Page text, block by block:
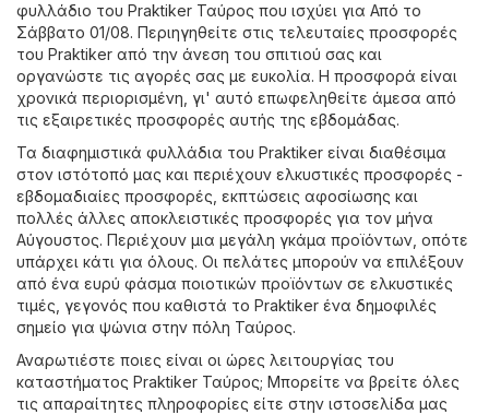
φυλλάδιο του Praktiker Ταύρος που ισχύει για Από το
Σάββατο 01/08. Περιηγηθείτε στις τελευταίες προσφορές
του Praktiker από την άνεση του σπιτιού σας και
οργανώστε τις αγορές σας με ευκολία. Η προσφορά είναι
χρονικά περιορισμένη, γι' αυτό επωφεληθείτε άμεσα από
τις εξαιρετικές προσφορές αυτής της εβδομάδας.
Τα διαφημιστικά φυλλάδια του Praktiker είναι διαθέσιμα
στον ιστότοπό μας και περιέχουν ελκυστικές προσφορές -
εβδομαδιαίες προσφορές, εκπτώσεις αφοσίωσης και
πολλές άλλες αποκλειστικές προσφορές για τον μήνα
Αύγουστος. Περιέχουν μια μεγάλη γκάμα προϊόντων, οπότε
υπάρχει κάτι για όλους. Οι πελάτες μπορούν να επιλέξουν
από ένα ευρύ φάσμα ποιοτικών προϊόντων σε ελκυστικές
τιμές, γεγονός που καθιστά το Praktiker ένα δημοφιλές
σημείο για ψώνια στην πόλη Ταύρος.
Αναρωτιέστε ποιες είναι οι ώρες λειτουργίας του
καταστήματος Praktiker Ταύρος; Μπορείτε να βρείτε όλες
τις απαραίτητες πληροφορίες είτε στην ιστοσελίδα μας